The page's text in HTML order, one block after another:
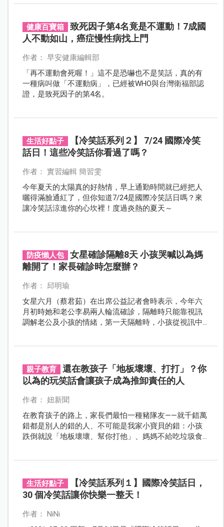
健康百寶箱
致死因子第4名竟是不運動！7成國
人不動如山，癌症慢性病找上門
作者： 早安健康編輯部
「再不運動會死喔！」這不是恐嚇也不是笑話，真的有
一種病叫做「不運動病」，已經被WHO與台灣衛福部認
證，是致死因子的第4名。
生活好點子
【冷笑話系列２】 7/24 國際冷笑
話日！這些冷笑話你看過了嗎？
作者： 實習編輯 簡習雯
今年夏天的太陽真的好熱情，早上通勤時間就已經把人
曬得滿臉通紅了，但你知道7/24是國際冷笑話日嗎？來
讓冷笑話涼進你的心坎裡！度過炎熱的夏天～
防疫懶人包
女星確診隔離8天 小孩哭喊以為媽
離開了！家長確診時怎麼辦？
作者： 邱明瑜
女星六月（蔡君茹）在出席公益記者會時表示，今年六
月初時她和老公李易兩人輪流確診，隔離時只能靠視訊
調解老公及小孩的情緒，第一天隔離時，小孩從視訊中
親子教育
還在教孩子「地板壞壞、打打」？你
以為的玩笑話會讓孩子成為推卸責任的人
作者： 妞新聞
在教育孩子的路上，家長們最怕一種豬隊友——就千錯萬
錯都是別人的錯的人、不可能是我家小寶貝的錯：小孩
跌倒就說「地板壞壞、幫你打他」、媽媽不給吃垃圾食
生活好點子
【冷笑話系列１】國際冷笑話日，
30 個冷笑話讓你快樂一整天！
作者： NiNi